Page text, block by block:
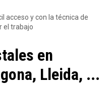
acceso y con la técnica de
el trabajo
en
Lleida, ...